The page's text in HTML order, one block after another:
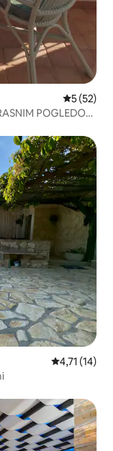
Prosječna
5 (52)
POGLEDOM
Prosječna
4,71 (14)
gosti”